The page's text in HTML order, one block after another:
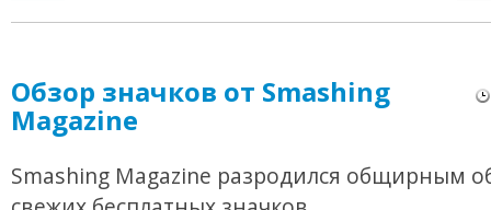
Обзор значков от Smashing
Magazine
Smashing Magazine разродился общирным